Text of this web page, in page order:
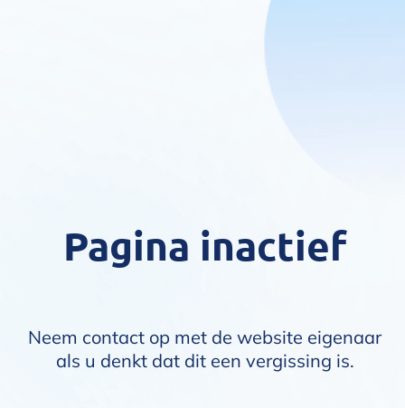
Pagina inactief
Neem contact op met de website eigenaar
als u denkt dat dit een vergissing is.